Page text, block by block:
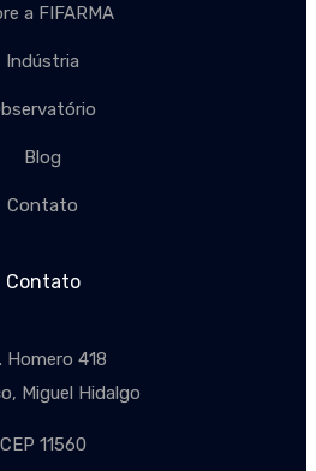
a FIFARMA
Indústria
Blog
Contato
Contato
Homero 418
Miguel Hidalgo
CEP 11560